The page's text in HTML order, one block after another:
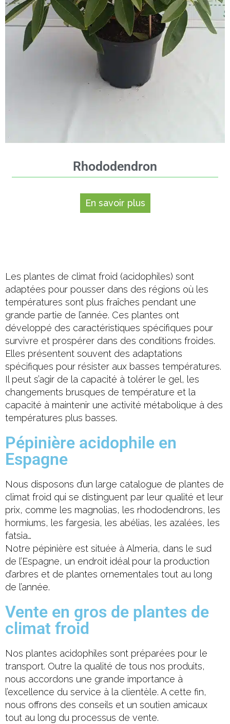
Rhododendron
En savoir plus
Les plantes de climat froid (acidophiles) sont
adaptées pour pousser dans des régions où les
températures sont plus fraîches pendant une
grande partie de l’année. Ces plantes ont
développé des caractéristiques spécifiques pour
survivre et prospérer dans des conditions froides.
Elles présentent souvent des adaptations
spécifiques pour résister aux basses températures.
Il peut s’agir de la capacité à tolérer le gel, les
changements brusques de température et la
capacité à maintenir une activité métabolique à des
températures plus basses.
Pépinière acidophile en
Espagne
Nous disposons d’un large catalogue de plantes de
climat froid qui se distinguent par leur qualité et leur
prix, comme les magnolias, les rhododendrons, les
hormiums, les fargesia, les abélias, les azalées, les
fatsia…
Notre pépinière est située à Almeria, dans le sud
de l’Espagne, un endroit idéal pour la production
d’arbres et de plantes ornementales tout au long
de l’année.
Vente en gros de plantes de
climat froid
Nos plantes acidophiles sont préparées pour le
transport. Outre la qualité de tous nos produits,
nous accordons une grande importance à
l’excellence du service à la clientèle. A cette fin,
nous offrons des conseils et un soutien amicaux
tout au long du processus de vente.